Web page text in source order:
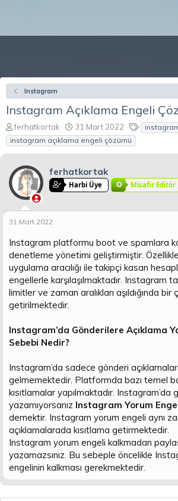
Instagram
Instagram Açıklama Engeli
K
o
n
u
u
b
a
ş
a
t
a
n
ferhatkortak
B
a
ş
a
n
g
ç
r
i
h
31 Mart 2022
E
t
l
r
instagram açıklama engeli çözümü
ferhatkortak
Harbi Üye Misafir Editör
31 Mart 2022
Instagram platformu boot ve spamlara
denetleme yönetimi geliştirmiştir.
uygulama aracılığı ile takipçi kasan
engellerle karşılaşılmaktadır. Instagram
limitler ve zaman aralıkları aşıldığında
getirilmektedir.
Instagram’da Gönderilere Açıklama
Sebebi Nedir?
Instagram’da sadece gönderi
gelmemektedir. Platformda bazı temel
kısıtlamalar yapılmaktadır. Instagram’da
yazamıyorsanız Instagram Yorum
demektir. Instagram yorum engeli aynı
açıklamalarada kısıtlama getirmektedir.
Instagram yorum engeli kalkmadan
yazamazsınız. Bu sebeple öncelikle
engelinin kalkması gerekmektedir.